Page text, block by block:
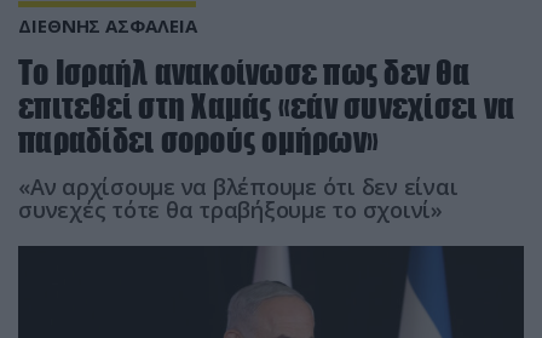
ΔΙΕΘΝΗΣ ΑΣΦΑΛΕΙΑ
To Iσραήλ ανακοίνωσε πως δεν θα
επιτεθεί στη Χαμάς «εάν συνεχίσει να
παραδίδει σορούς ομήρων»
«Αν αρχίσουμε να βλέπουμε ότι δεν είναι
συνεχές τότε θα τραβήξουμε το σχοινί»